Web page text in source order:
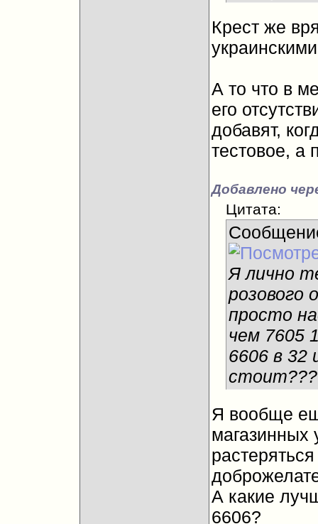
Крест же
А то что в
его
добавят,
тестовое, а
Добавлено
Цитата:
Я лично
розового
просто
чем 7605
6606 в 32
стоит???
Я вообще
магазинных
А какие
6606?